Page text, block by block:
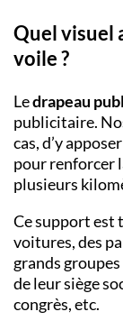
Quel visuel
voile ?
Ledrapeau
publicitaire.
cas, d’y
pour renforcer
plusieurs
Ce support est
voitures, des
grands
de leur siège
congrès, etc.